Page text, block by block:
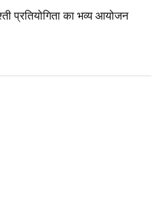
प्रतियोगिता का भव्य आयोजन